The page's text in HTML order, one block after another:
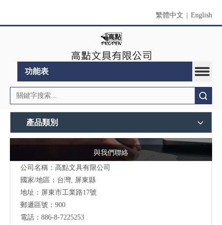
繁體中文 English
功能表
產品類別
與我們聯絡
公司名稱：高點文具有限公司
國家/地區：台灣, 屏東縣
地址： 屏東市工業路17號
郵遞區號：900
電話：886-8-7225253